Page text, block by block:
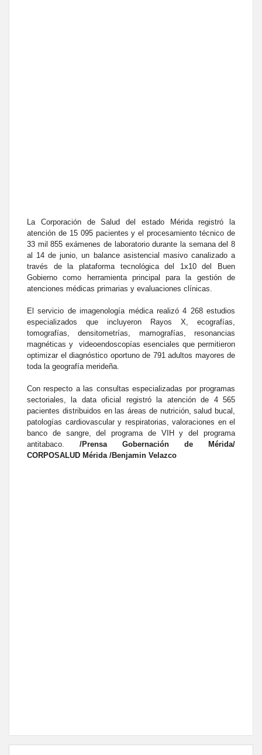
La Corporación de Salud del estado Mérida registró la
atención de 15 095 pacientes y el procesamiento técnico de
33 mil 855 exámenes de laboratorio durante la semana del 8
al 14 de junio, un balance asistencial masivo canalizado a
través de la plataforma tecnológica del 1x10 del Buen
Gobierno como herramienta principal para la gestión de
atenciones médicas primarias y evaluaciones clínicas.
El servicio de imagenología médica realizó 4 268 estudios
especializados que incluyeron Rayos X, ecografías,
tomografías, densitometrías, mamografías, resonancias
magnéticas y videoendoscopías esenciales que permitieron
optimizar el diagnóstico oportuno de 791 adultos mayores de
toda la geografía merideña.
Con respecto a las consultas especializadas por programas
sectoriales, la data oficial registró la atención de 4 565
pacientes distribuidos en las áreas de nutrición, salud bucal,
patologías cardiovascular y respiratorias, valoraciones en el
banco de sangre, del programa de VIH y del programa
antitabaco. /Prensa Gobernación de Mérida/
CORPOSALUD Mérida /Benjamin Velazco